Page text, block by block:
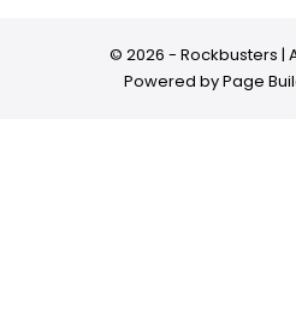
© 2026 - Rockbusters |
Powered byPage